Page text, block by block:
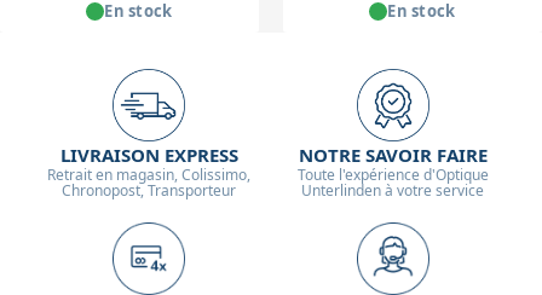
En stock En stock
LIVRAISON EXPRESS
Retrait en magasin, Colissimo,
Chronopost, Transporteur
NOTRE SAVOIR FAIRE
Toute l'expérience d'Optique
Unterlinden à votre service